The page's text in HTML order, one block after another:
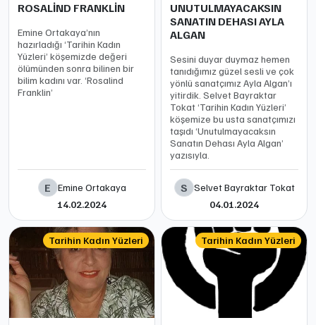
ROSALİND FRANKLİN
Emine Ortakaya’nın
hazırladığı ‘Tarihin Kadın
Yüzleri’ köşemizde değeri
ölümünden sonra bilinen bir
bilim kadını var. ‘Rosalind
Franklin’
E
Emine Ortakaya
14.02.2024
UNUTULMAYACAKSIN
SANATIN DEHASI AYLA
ALGAN
Sesini duyar duymaz hemen
tanıdığımız güzel sesli ve çok
yönlü sanatçımız Ayla Algan’ı
yitirdik. Selvet Bayraktar
Tokat ‘Tarihin Kadın Yüzleri’
köşemize bu usta sanatçımızı
taşıdı ‘Unutulmayacaksın
Sanatın Dehası Ayla Algan’
yazısıyla.
S Selvet Bayraktar Tokat
04.01.2024
Tarihin Kadın Yüzleri Tarihin Kadın Yüzleri